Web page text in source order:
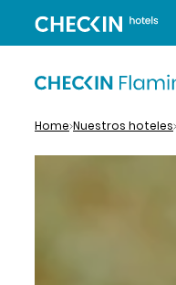
Home Nuestros hoteles